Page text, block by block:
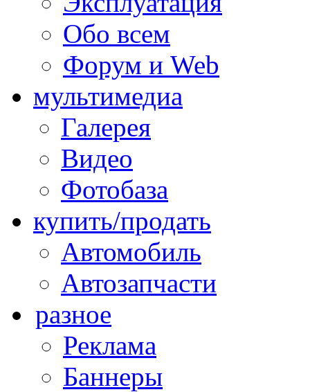
Обо всем
Форум и Web
мультимедиа
Галерея
Видео
Фотобаза
купить/продать
Автомобиль
Автозапчасти
разное
Реклама
Баннеры